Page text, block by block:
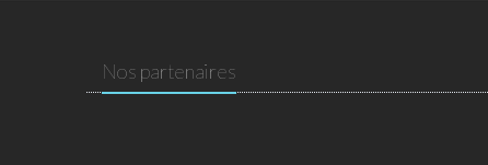
Nos partenaires